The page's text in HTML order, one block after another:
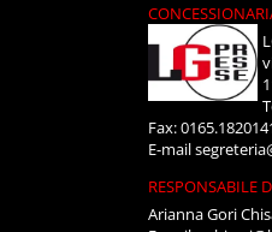
Fax:
E-mail
RESPONSABILE
Arianna Gori